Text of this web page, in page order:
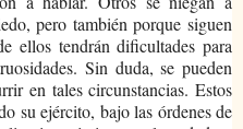
pero también porque siguen
ellos tendrán dificultades para
Sin duda, se pueden
en tales circunstancias. Estos
su ejército, bajo las órdenes de